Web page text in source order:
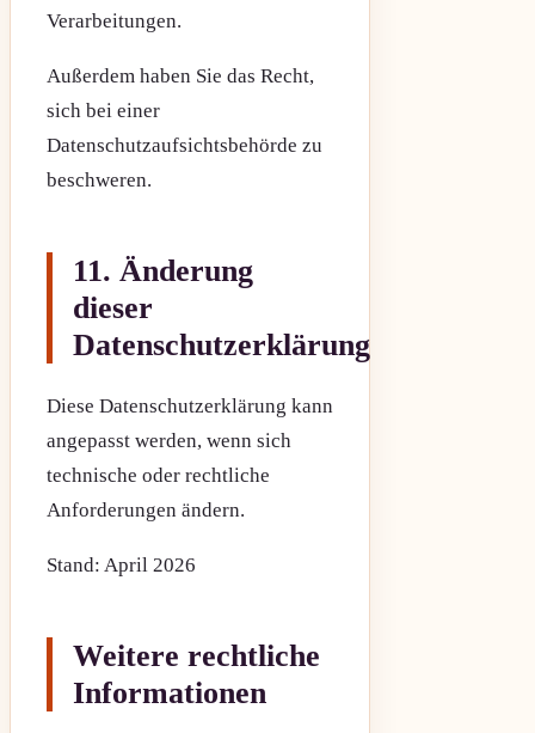
Verarbeitungen.
Außerdem haben Sie das Recht,
sich bei einer
Datenschutzaufsichtsbehörde zu
beschweren.
11. Änderung
dieser
Datenschutzerklärung
Diese Datenschutzerklärung kann
angepasst werden, wenn sich
technische oder rechtliche
Anforderungen ändern.
Stand: April 2026
Weitere rechtliche
Informationen